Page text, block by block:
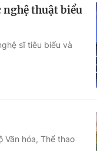
nghệ thuật biểu
sĩ tiêu biểu và
Văn hóa, Thể thao